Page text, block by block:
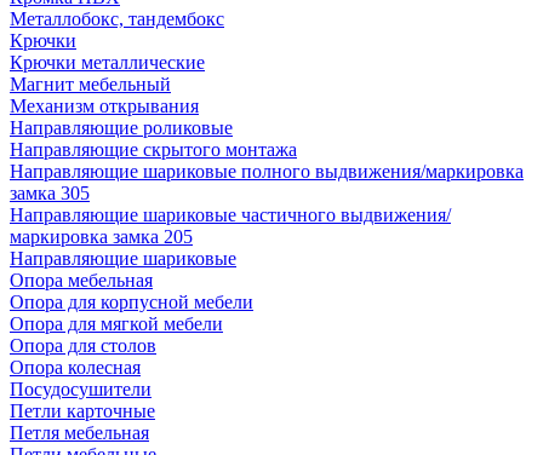
Металлобокс, тандембокс
Крючки
Крючки металлические
Магнит мебельный
Механизм открывания
Направляющие роликовые
Направляющие скрытого монтажа
Направляющие шариковые полного выдвижения/маркировка
замка 305
Направляющие шариковые частичного выдвижения/
маркировка замка 205
Направляющие шариковые
Опора мебельная
Опора для корпусной мебели
Опора для мягкой мебели
Опора для столов
Опора колесная
Посудосушители
Петли карточные
Петля мебельная